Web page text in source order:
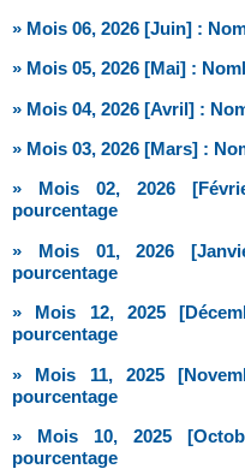
» Mois 06, 2026 [Juin] :
» Mois 05, 2026 [Mai] :
» Mois 04, 2026 [Avril] :
» Mois 03, 2026 [Mars] :
» Mois 02, 2026
pourcentage
» Mois 01, 2026
pourcentage
» Mois 12, 2025
pourcentage
» Mois 11, 2025
pourcentage
» Mois 10, 2025
pourcentage